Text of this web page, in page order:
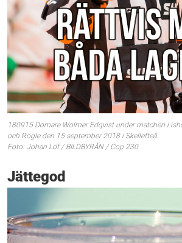
180915 Domare Wolmer Edqvist under matchen i
och Rögle den 15 september 2018 i Skellefteå.
Foto: Johan Löf / BILDBYRÅN / Cop 230
Jättegod